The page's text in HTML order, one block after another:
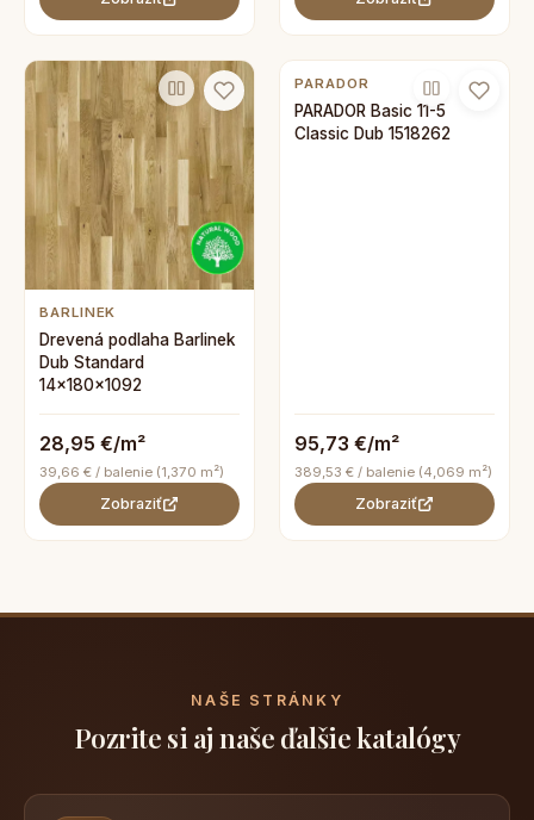
BARLINEK
Drevená podlaha Barlinek
Dub Standard
14x180x1092
28,95 €/m²
39,66 € / balenie (1,370 m²)
Zobraziť
PARADOR
PARADOR Basic 11-5
Classic Dub 1518262
95,73 €/m²
389,53 € / balenie (4,069 m²)
Zobraziť
NAŠE STRÁNKY
Pozrite si aj naše ďalšie katalógy